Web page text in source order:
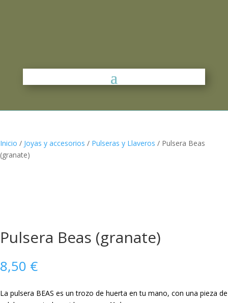
Inicio / Joyas y accesorios / Pulseras y Llaveros / Pulsera Beas
(granate)
Pulsera Beas (granate)
8,50 €
La pulsera BEAS es un trozo de huerta en tu mano, con una pieza de